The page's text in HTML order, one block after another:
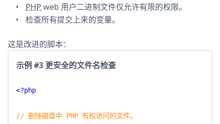
PHP web 用户二进制文件仅允许有限的权限。
检查所有提交上来的变量。
这是改进的脚本：
示例 #3 更安全的文件名检查
<?php
// 删除磁盘中 PHP 有权访问的文件。